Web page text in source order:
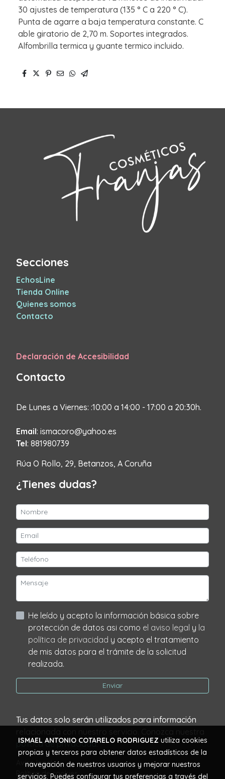
30 ajustes de temperatura (135 ° C a 220 ° C).
Punta de agarre a baja temperatura constante. C
able giratorio de 2,70 m. Soportes integrados.
Alfombrilla termica y guante termico incluido.
Secciones
EchosLine
Tienda Online
Quienes somos
Contacto
Declaración de Accesibilidad
Contacto
De Lunes a Viernes: :10:00 a 14:00 - 17:00 a 20:30h.
Email: ismacoro@yahoo.es
Tel: 881980739
Rúa O Rollo, 29, Betanzos, A Coruña
¿Tienes dudas?
He leído y acepto la información básica sobre
protección de datos asi como el aviso legal y la
política de privacidad y acepto el tratamiento
de mis datos para el trámite de la solicitud
realizada.
Enviar
Tus datos solo serán utilizados para información
política de privacidad.
Aviso legal
Política de cookies
ISMAEL ANTONIO COTARELO RODRIGUEZ utiliza cookies
propias y terceros para obtener datos estadísticos de la
navegación de nuestros usuarios y mejorar nuestros
servicios. Puedes configurar tus preferencias a través del